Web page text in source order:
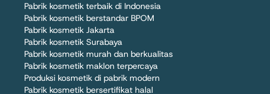
Pabrik kosmetik terbaik di Indonesia
Pabrik kosmetik berstandar BPOM
Pabrik kosmetik Jakarta
Pabrik kosmetik Surabaya
Pabrik kosmetik murah dan berkualitas
Pabrik kosmetik maklon terpercaya
Produksi kosmetik di pabrik modern
Pabrik kosmetik bersertifikat halal